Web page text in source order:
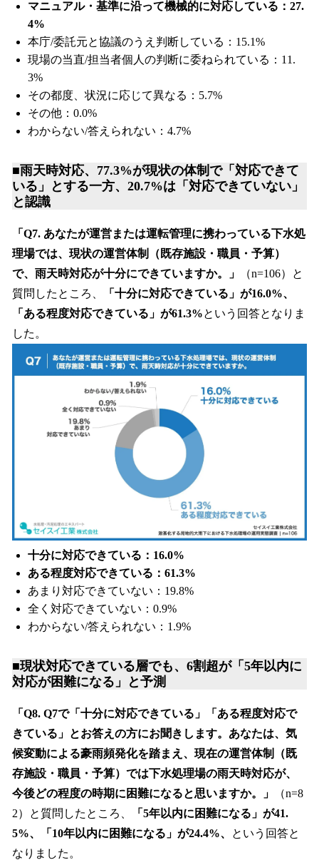
マニュアル・基準に沿って機械的に対応している：27.
4%
本庁/委託元と協議のうえ判断している：15.1%
現場の当直/担当者個人の判断に委ねられている：11.
3%
その都度、状況に応じて異なる：5.7%
その他：0.0%
わからない/答えられない：4.7%
■雨天時対応、77.3%が現状の体制で「対応できて
いる」とする一方、20.7%は「対応できていない」
と認識
「Q7. あなたが運営または運転管理に携わっている下水処
理場では、現状の運営体制（既存施設・職員・予算）
で、雨天時対応が十分にできていますか。」
（n=106）と
質問したところ、
「十分に対応できている」が16.0%、
「ある程度対応できている」が61.3%という回答となりま
した。
十分に対応できている：16.0%
ある程度対応できている：61.3%
あまり対応できていない：19.8%
全く対応できていない：0.9%
わからない/答えられない：1.9%
■現状対応できている層でも、6割超が「5年以内に
対応が困難になる」と予測
「Q8. Q7で「十分に対応できている」「ある程度対応で
きている」とお答えの方にお聞きします。あなたは、気
候変動による豪雨頻発化を踏まえ、現在の運営体制（既
存施設・職員・予算）では下水処理場の雨天時対応が、
今後どの程度の時期に困難になると思いますか。」
（n=8
2）と質問したところ、
「5年以内に困難になる」が41.
5%、「10年以内に困難になる」が24.4%、
という回答と
なりました。